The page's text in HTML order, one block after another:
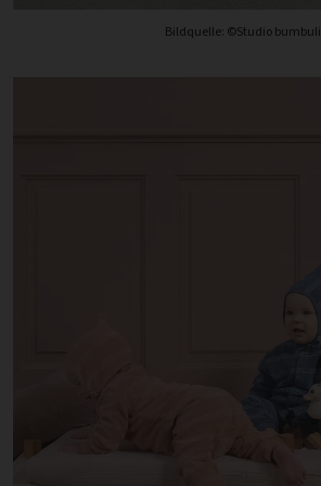
Bildquelle: ©Studio bumbuli